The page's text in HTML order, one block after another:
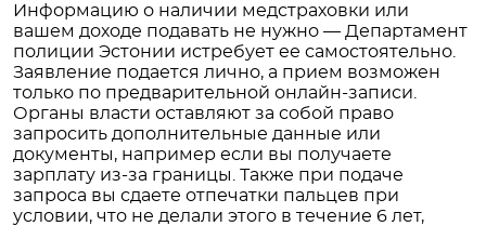
Информацию о наличии медстраховки или
вашем доходе подавать не нужно — Департамент
полиции Эстонии истребует ее самостоятельно.
Заявление подается лично, а прием возможен
только по предварительной онлайн-записи.
Органы власти оставляют за собой право
запросить дополнительные данные или
документы, например если вы получаете
зарплату из-за границы. Также при подаче
запроса вы сдаете отпечатки пальцев при
условии, что не делали этого в течение 6 лет,